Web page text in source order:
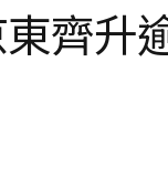
齊升